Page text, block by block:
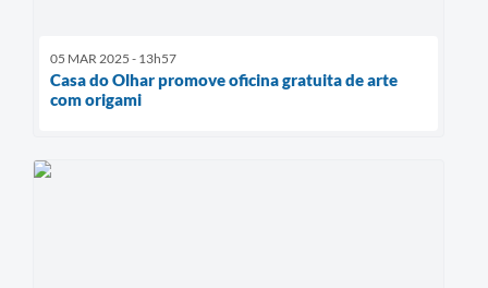
05 MAR 2025 - 13h57
Casa do Olhar promove oficina gratuita de arte
com origami